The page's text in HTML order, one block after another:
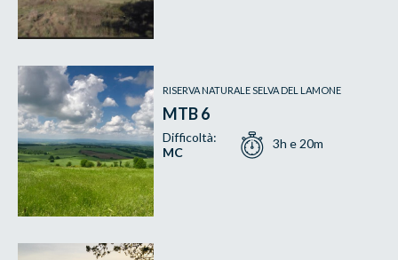
RISERVA NATURALE SELVA DEL LAMONE
MTB 6
Difficoltà:
MC
3h e 20m